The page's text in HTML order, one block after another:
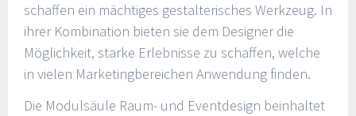
schaffen ein mächtiges gestalterisches Werkzeug. In
ihrer Kombination bieten sie dem Designer die
Möglichkeit, starke Erlebnisse zu schaffen, welche
in vielen Marketingbereichen Anwendung finden.
Die Modulsäule Raum- und Eventdesign beinhaltet